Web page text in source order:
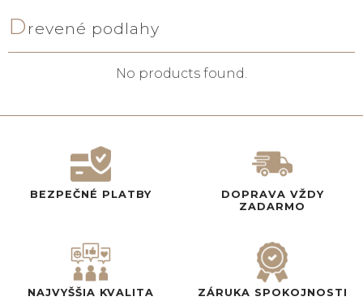
D revené podlahy
No products found.
BEZPEČNÉ PLATBY
DOPRAVA VŽDY
ZADARMO
NAJVYŠŠIA KVALITA ZÁRUKA SPOKOJNOSTI